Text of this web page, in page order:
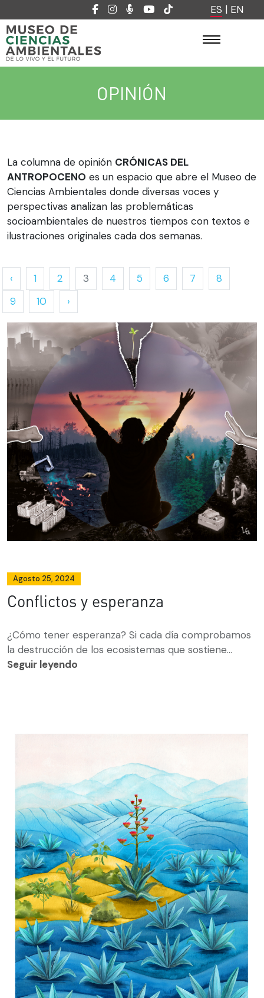
ES | EN
OPINIÓN
La columna de opinión CRÓNICAS DEL
ANTROPOCENO es un espacio que abre el Museo de
Ciencias Ambientales donde diversas voces y
perspectivas analizan las problemáticas
socioambientales de nuestros tiempos con textos e
ilustraciones originales cada dos semanas.
‹ 1 2 3 4 5 6 7
8
9
10 ›
Agosto 25, 2024
Conflictos y esperanza
¿Cómo tener esperanza? Si cada día comprobamos
la destrucción de los ecosistemas que sostiene...
Seguir leyendo